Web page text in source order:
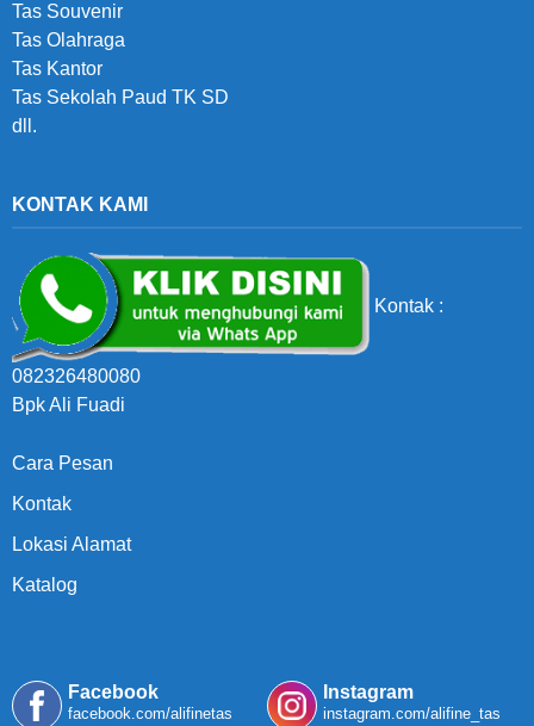
Tas Souvenir
Tas Olahraga
Tas Kantor
Tas Sekolah Paud TK SD
dll.
KONTAK KAMI
Kontak :
082326480080
Bpk Ali Fuadi
Cara Pesan
Kontak
Lokasi Alamat
Katalog
Facebook
facebook.com/alifinetas
Instagram
instagram.com/alifine_tas